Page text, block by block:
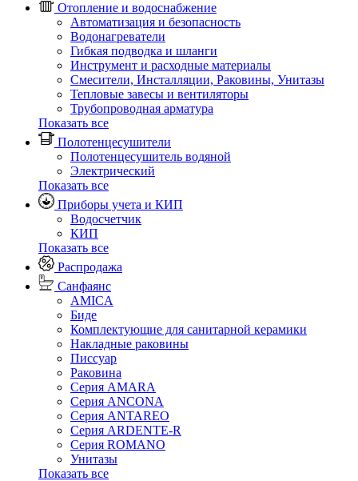
Отопление и водоснабжение
Автоматизация и безопасность
Водонагреватели
Гибкая подводка и шланги
Инструмент и расходные материалы
Смесители, Инсталляции, Раковины, Унитазы
Тепловые завесы и вентиляторы
Трубопроводная арматура
Показать все
Полотенцесушители
Полотенцесушитель водяной
Электрический
Показать все
Приборы учета и КИП
Водосчетчик
КИП
Показать все
Распродажа
Санфаянс
AMICA
Биде
Комплектующие для санитарной керамики
Накладные раковины
Писсуар
Раковина
Серия AMARA
Серия ANCONA
Серия ANTAREO
Серия ARDENTE-R
Серия ROMANO
Унитазы
Показать все